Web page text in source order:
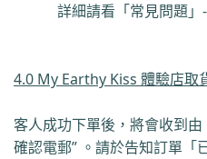
詳細請看「常見問題」
4.0 My Earthy Kiss 體驗店取
客人成功下單後，將會收到由
確認電郵” 。 請於告知訂單「